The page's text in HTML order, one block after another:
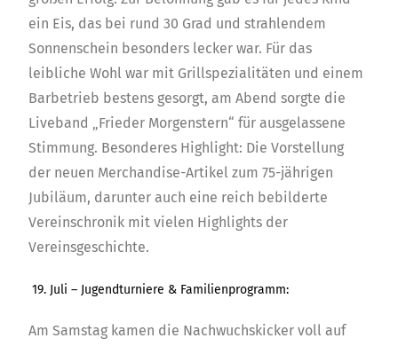
ein Eis, das bei rund 30 Grad und strahlendem
Sonnenschein besonders lecker war. Für das
leibliche Wohl war mit Grillspezialitäten und einem
Barbetrieb bestens gesorgt, am Abend sorgte die
Liveband „Frieder Morgenstern“ für ausgelassene
Stimmung. Besonderes Highlight: Die Vorstellung
der neuen Merchandise-Artikel zum 75-jährigen
Jubiläum, darunter auch eine reich bebilderte
Vereinschronik mit vielen Highlights der
Vereinsgeschichte.
19. Juli – Jugendturniere & Familienprogramm:
Am Samstag kamen die Nachwuchskicker voll auf